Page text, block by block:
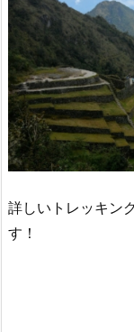
詳しいトレッキン
す！